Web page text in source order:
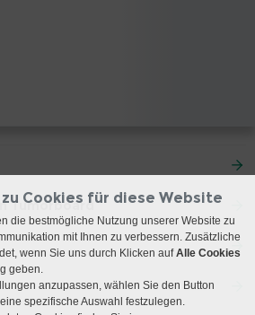
Tumorboard
Cookies für diese Website
die bestmögliche Nutzung unserer Website zu
mit Ihnen zu verbessern. Zusätzliche
wenn Sie uns durch Klicken aufAlle Cookies
geben.
anzupassen, wählen Sie den Button
spezifische Auswahl festzulegen.